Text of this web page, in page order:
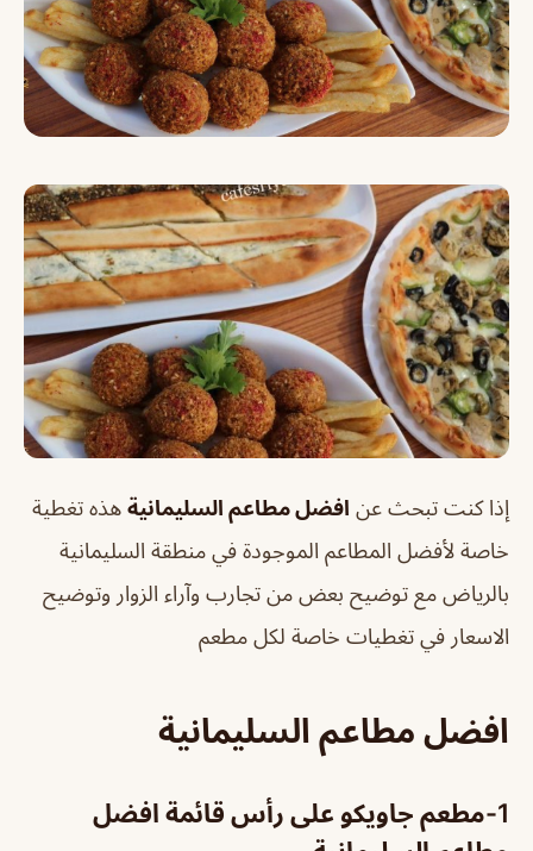
إذا كنت تبحث عن افضل مطاعم السليمانية هذه تغطية
خاصة لأفضل المطاعم الموجودة في منطقة السليمانية
بالرياض مع توضيح بعض من تجارب وآراء الزوار وتوضيح
الاسعار في تغطيات خاصة لكل مطعم
افضل مطاعم السليمانية
1- مطعم جاويكو على رأس قائمة افضل